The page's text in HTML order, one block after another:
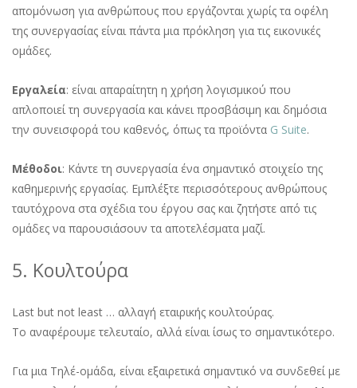
απομόνωση για ανθρώπους που εργάζονται χωρίς τα οφέλη
της συνεργασίας είναι πάντα μια πρόκληση για τις εικονικές
ομάδες.
Εργαλεία: είναι απαραίτητη η χρήση λογισμικού που
απλοποιεί τη συνεργασία και κάνει προσβάσιμη και δημόσια
την συνεισφορά του καθενός, όπως τα προϊόντα G Suite.
Μέθοδοι: Κάντε τη συνεργασία ένα σημαντικό στοιχείο της
καθημερινής εργασίας. Εμπλέξτε περισσότερους ανθρώπους
ταυτόχρονα στα σχέδια του έργου σας και ζητήστε από τις
ομάδες να παρουσιάσουν τα αποτελέσματα μαζί.
5. Κουλτούρα
Last but not least … αλλαγή εταιρικής κουλτούρας.
Το αναφέρουμε τελευταίο, αλλά είναι ίσως το σημαντικότερο.
Για μια Τηλέ-ομάδα, είναι εξαιρετικά σημαντικό να συνδεθεί με